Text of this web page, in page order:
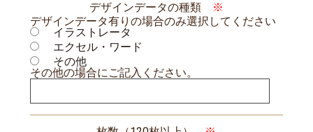
デザインデータの種類
※
デザインデータ有りの場合のみ選択してください
イラストレータ
エクセル・ワード
その他
その他の場合にご記入ください。